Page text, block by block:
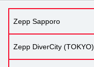
Zepp Sapporo
Zepp DiverCity (TOKYO)